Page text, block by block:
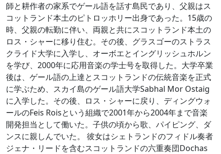
師と耕作者の家系でゲール語を話す島民であり、父親はス
コットランド本土のピトロッホリー出身であった。15歳の
時、父親の転勤に伴い、両親と共にスコットランド本土の
ロス・シャーに移り住む。その後、グラスゴーのストラス
クライド大学に入学し、オーボエとイングリッシュホルン
を学び、2000年に応用音楽の学士号を取得した。大学卒業
後は、ゲール語の上達とスコットランドの伝統音楽を正式
に学ぶため、スカイ島のゲール語大学Sabhal Mor Ostaig
に入学した。その後、ロス・シャーに戻り、ディングウォ
ールのFeis Roisという組織で2001年から2004年まで音楽
開発担当として働いた。子供の頃から歌、パイピング、ダ
ンスに親しんでいた。 彼女はシェトランドのフィドル奏者
ジェナ・リードを含むスコットランドの六重奏団Dochas